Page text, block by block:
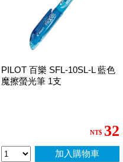
PILOT 百樂 SFL-10SL-L 藍色
魔擦螢光筆 1支
NT$ 32
加入購物車